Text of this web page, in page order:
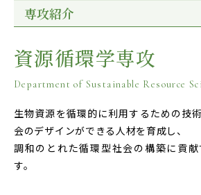
専攻紹介
資源循環学専攻
Department of Sustainable Resource
生物資源を循環的に利用するための技
会のデザインができる人材を育成し、
調和のとれた循環型社会の構築に貢
す。